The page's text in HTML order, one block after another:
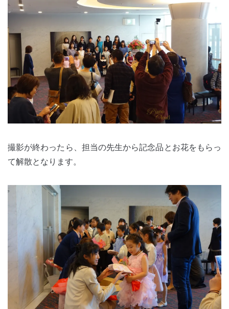
撮影が終わったら、担当の先生から記念品とお花をもらっ
て解散となります。